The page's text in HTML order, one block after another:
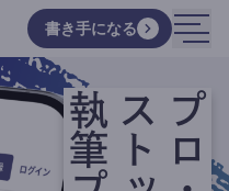
書き手になる